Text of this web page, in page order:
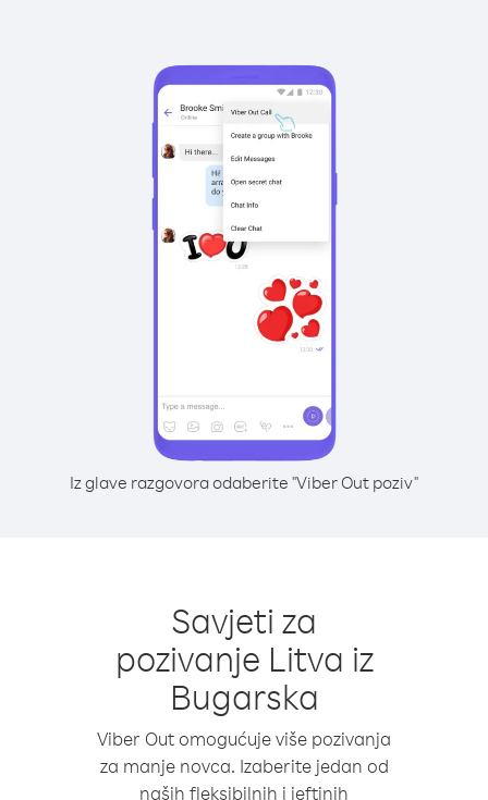
Iz glave razgovora odaberite "Viber Out poziv"
Savjeti za
pozivanje Litva iz
Bugarska
Viber Out omogućuje više pozivanja
za manje novca. Izaberite jedan od
naših fleksibilnih i jeftinih